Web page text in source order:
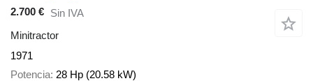
2.700 € Sin IVA
Minitractor
1971
Potencia 28 Hp (20.58 kW)